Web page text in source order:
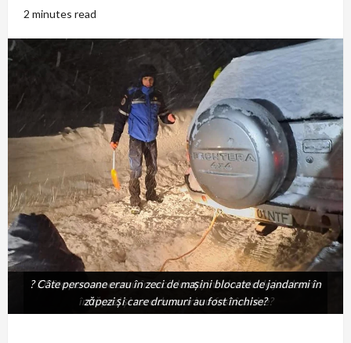
2 minutes read
? Câte persoane erau în zeci de maşini blocate de jandarmi
în zăpezi şi care drumuri au fost închise?
? Câte persoane erau în zeci de maşini blocate de jandarmi în
zăpezi şi care drumuri au fost închise?